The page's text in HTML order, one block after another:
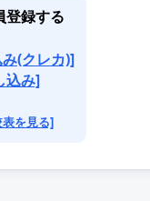
登録する
(クレカ)]
込み]
を見る]